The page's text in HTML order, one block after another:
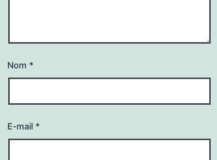
Nom *
E-mail *